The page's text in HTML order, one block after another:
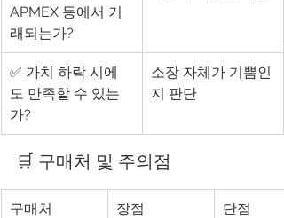
APMEX 등에서 거
래되는가?
✅ 가치 하락 시에
도 만족할 수 있는
가?
소장 자체가 기쁨인
지 판단
🛒 구매처 및 주의점
구매처 장점 단점